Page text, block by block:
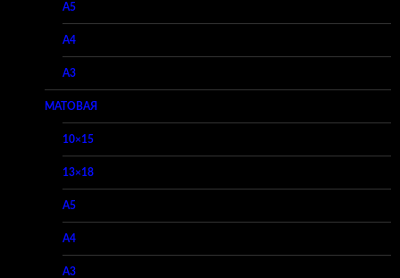
A5
A4
A3
МАТОВАЯ
10×15
13×18
A5
A4
A3